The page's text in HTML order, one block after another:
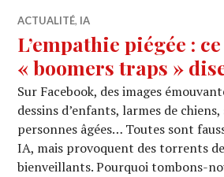
ACTUALITÉ, IA
L’empathie piégée :
« boomers traps »
Sur Facebook, des images
dessins d’enfants, larmes de
personnes âgées… Toutes sont
IA, mais provoquent des torrents
bienveillants. Pourquoi tombons-